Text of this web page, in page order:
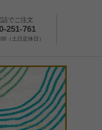
話でご注文
251-761
（土日定休日）